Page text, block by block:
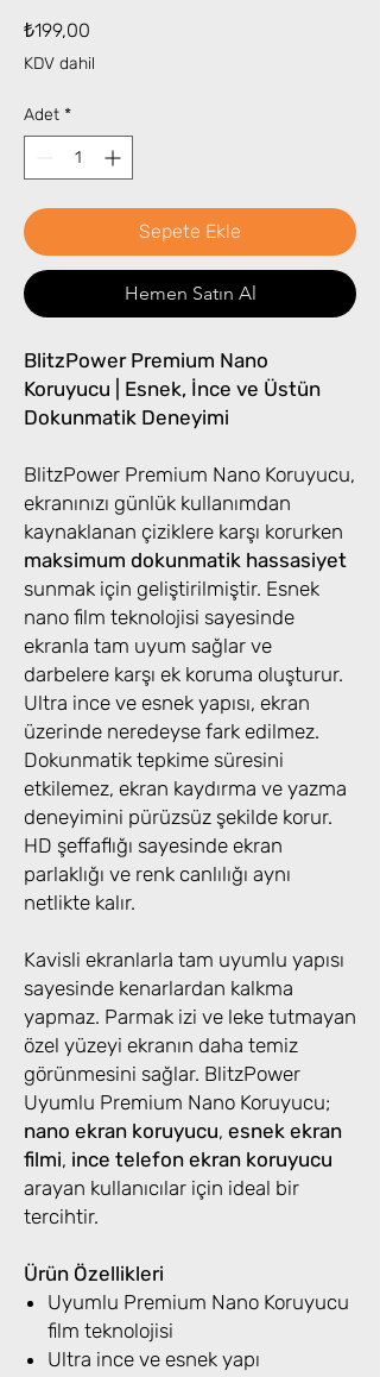
₺199,00
KDV dahil
Adet *
Sepete Ekle
Hemen Satın Al
BlitzPower Premium Nano
Koruyucu | Esnek, İnce ve Üstün
Dokunmatik Deneyimi
BlitzPower Premium Nano Koruyucu,
ekranınızı günlük kullanımdan
kaynaklanan çiziklere karşı korurken
maksimum dokunmatik hassasiyet
sunmak için geliştirilmiştir. Esnek
nano film teknolojisi sayesinde
ekranla tam uyum sağlar ve
darbelere karşı ek koruma oluşturur.
Ultra ince ve esnek yapısı, ekran
üzerinde neredeyse fark edilmez.
Dokunmatik tepkime süresini
etkilemez, ekran kaydırma ve yazma
deneyimini pürüzsüz şekilde korur.
HD şeffaflığı sayesinde ekran
parlaklığı ve renk canlılığı aynı
netlikte kalır.
Kavisli ekranlarla tam uyumlu yapısı
sayesinde kenarlardan kalkma
yapmaz. Parmak izi ve leke tutmayan
özel yüzeyi ekranın daha temiz
görünmesini sağlar. BlitzPower
Uyumlu Premium Nano Koruyucu;
nano ekran koruyucu, esnek ekran
filmi, ince telefon ekran koruyucu
arayan kullanıcılar için ideal bir
tercihtir.
Ürün Özellikleri
Uyumlu Premium Nano Koruyucu
film teknolojisi
Ultra ince ve esnek yapı